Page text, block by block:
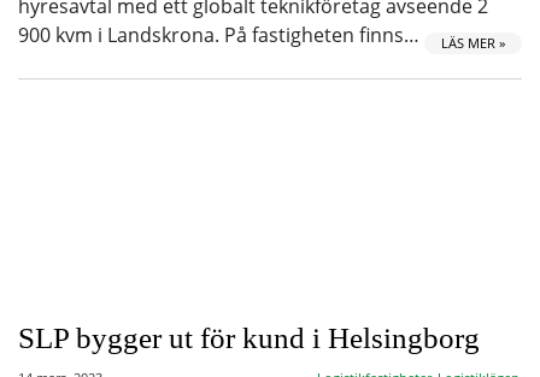
hyresavtal med ett globalt teknikföretag avseende 2
900 kvm i Landskrona. På fastigheten finns…
LÄS MER »
SLP bygger ut för kund i Helsingborg